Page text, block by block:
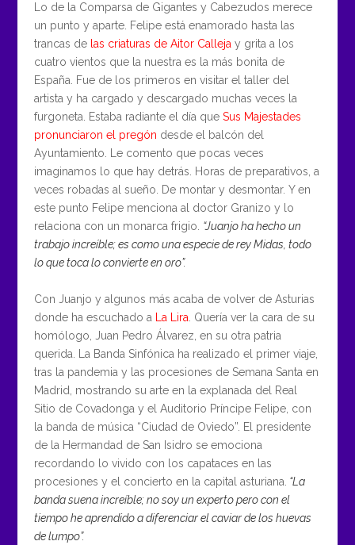
Lo de la Comparsa de Gigantes y Cabezudos merece
un punto y aparte. Felipe está enamorado hasta las
trancas de las criaturas de Aitor Callejay grita a los
cuatro vientos que la nuestra es la más bonita de
España. Fue de los primeros en visitar el taller del
artista y ha cargado y descargado muchas veces la
furgoneta. Estaba radiante el día que Sus Majestades
pronunciaron el pregón desde el balcón del
Ayuntamiento. Le comento que pocas veces
imaginamos lo que hay detrás. Horas de preparativos, a
veces robadas al sueño. De montar y desmontar. Y en
este punto Felipe menciona al doctor Granizo y lo
relaciona con un monarca frigio. “Juanjo ha hecho un
trabajo increíble; es como una especie de rey Midas, todo
lo que toca lo convierte en oro”.
Con Juanjo y algunos más acaba de volver de Asturias
donde ha escuchado a
La Lira . Quería ver la cara de su
homólogo, Juan Pedro Álvarez, en su otra patria
querida. La Banda Sinfónica ha realizado el primer viaje,
tras la pandemia y las procesiones de Semana Santa en
Madrid, mostrando su arte en la explanada del Real
Sitio de Covadonga y el Auditorio Príncipe Felipe, con
la banda de música “Ciudad de Oviedo”. El presidente
de la Hermandad de San Isidro se emociona
recordando lo vivido con los capataces en las
procesiones y el concierto en la capital asturiana. “La
banda suena increíble; no soy un experto pero con el
tiempo he aprendido a diferenciar el caviar de los huevas
de lumpo”.